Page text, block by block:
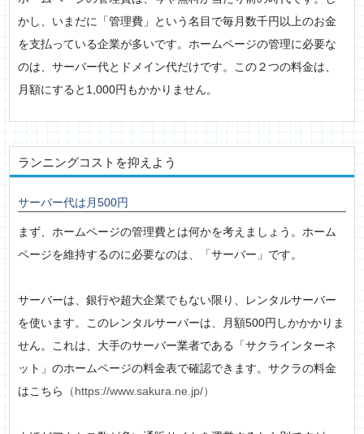
かし、いまだに「管理費」という名目で毎月数千円以上のお金
を支払っている企業が多いです。ホームページの管理に必要な
のは、サーバー代とドメイン代だけです。この２つの料金は、
月額にすると1,000円もかかりません。
ランニングコストを抑えよう
サーバー代は月500円
まず、ホームページの管理費とは何かを考えましょう。ホーム
ページを維持するのに必要なのは、「サーバー」です。
サーバーは、銀行や超大企業でもない限り、レンタルサーバー
を使います。このレンタルサーバーは、月額500円しかかかりま
せん。これは、大手のサーバー業者である「サクラインターネ
ット」のホームページの料金表で確認できます。サクラの料金
はこちら
（https://www.sakura.ne.jp/）